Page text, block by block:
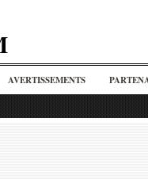
AVERTISSEMENTS